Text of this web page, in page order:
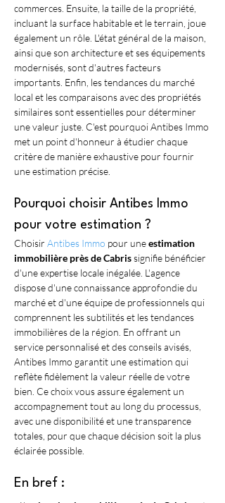
commerces. Ensuite, la taille de la propriété,
incluant la surface habitable et le terrain, joue
également un rôle. L'état général de la maison,
ainsi que son architecture et ses équipements
modernisés, sont d'autres facteurs
importants. Enfin, les tendances du marché
local et les comparaisons avec des propriétés
similaires sont essentielles pour déterminer
une valeur juste. C'est pourquoi Antibes Immo
met un point d'honneur à étudier chaque
critère de manière exhaustive pour fournir
une estimation précise.
Pourquoi choisir Antibes Immo
pour votre estimation ?
Choisir Antibes Immo pour une estimation
immobilière près de Cabris signifie bénéficier
d'une expertise locale inégalée. L'agence
dispose d'une connaissance approfondie du
marché et d'une équipe de professionnels qui
comprennent les subtilités et les tendances
immobilières de la région. En offrant un
service personnalisé et des conseils avisés,
Antibes Immo garantit une estimation qui
reflète fidèlement la valeur réelle de votre
bien. Ce choix vous assure également un
accompagnement tout au long du processus,
avec une disponibilité et une transparence
totales, pour que chaque décision soit la plus
éclairée possible.
En bref :